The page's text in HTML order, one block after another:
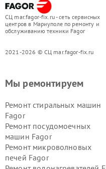
СЦ mar.fagor-fix.ru - сеть сервисных
центров в Мариуполе по ремонту и
обслуживанию техники Fagor
2021-2026 © СЦ mar.fagor-fix.ru
Мы ремонтируем
Ремонт стиральных машин
Fagor
Ремонт посудомоечных
машин Fagor
Ремонт микроволновых
печей Fagor